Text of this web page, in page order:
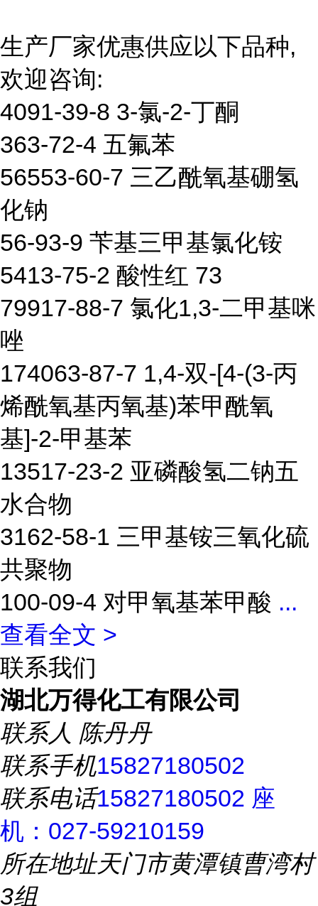
生产厂家优惠供应以下品种,
欢迎咨询:
4091-39-8 3-氯-2-丁酮
363-72-4 五氟苯
56553-60-7 三乙酰氧基硼氢
化钠
56-93-9 苄基三甲基氯化铵
5413-75-2 酸性红 73
79917-88-7 氯化1,3-二甲基咪
唑
174063-87-7 1,4-双-[4-(3-丙
烯酰氧基丙氧基)苯甲酰氧
基]-2-甲基苯
13517-23-2 亚磷酸氢二钠五
水合物
3162-58-1 三甲基铵三氧化硫
共聚物
100-09-4 对甲氧基苯甲酸 ...
查看全文 >
联系我们
湖北万得化工有限公司
联系人 陈丹丹
联系手机15827180502
联系电话15827180502 座
机：027-59210159
所在地址天门市黄潭镇曹湾村
3组